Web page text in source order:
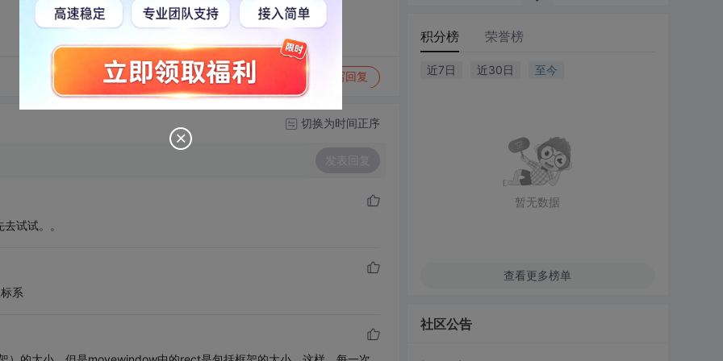
转发到动态 举报 写回复
切换为时间正序
发表回复
试试。。
系
积分榜 荣誉榜
近7日 近30日 至今
暂无数据
查看更多榜单
社区公告